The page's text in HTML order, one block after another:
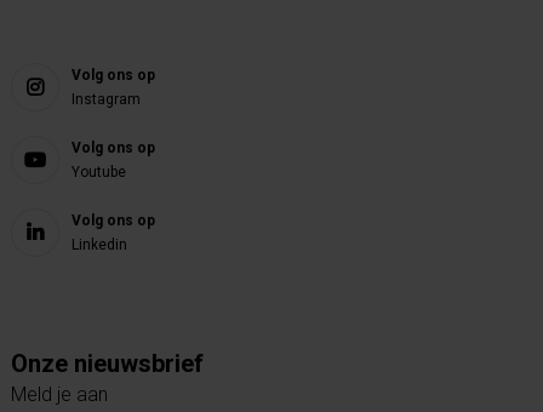
Volg ons op
Instagram
Volg ons op
Youtube
Volg ons op
Linkedin
Onze nieuwsbrief
Meld je aan